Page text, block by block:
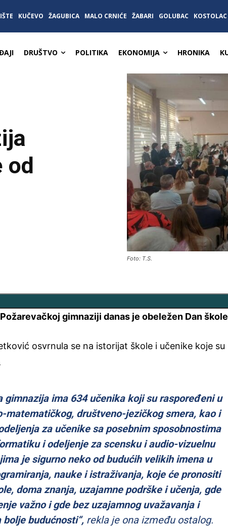
KUČEVO ŽAGUBICA MALO CRNIĆE ŽABARI GOLUBAC KOSTOLAC
DRUŠTVO POLITIKA EKONOMIJA HRONIKA
od
Foto: T.S.
gimnaziji danas je obeležen Dan
osvrnula se na istorijat škole i učenike koje su
gimnazija ima 634 učenika koji su raspoređeni u
matematičkog, društveno-jezičkog smera, kao i
za učenike sa posebnim sposobnostima
i odeljenje za scensku i audio-vizuelnu
je sigurno neko od budućih velikih imena u
nauke i istraživanja, koje će pronositi
doma znanja, uzajamne podrške i učenja, gde
važno i gde bez uzajamnog uvažavanja i
budućnosti“,rekla je ona između ostalog.